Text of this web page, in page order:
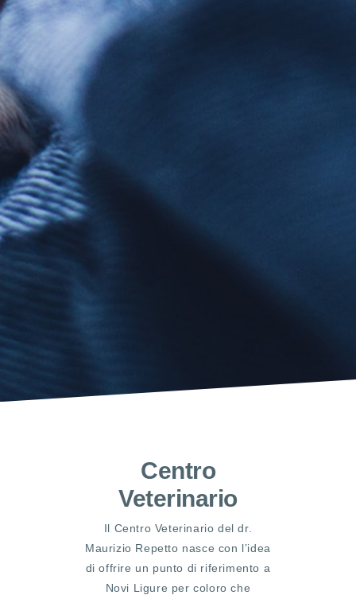
Centro
Veterinario
Il Centro Veterinario del dr.
Maurizio Repetto nasce con l’idea
di offrire un punto di riferimento a
Novi Ligure per coloro che